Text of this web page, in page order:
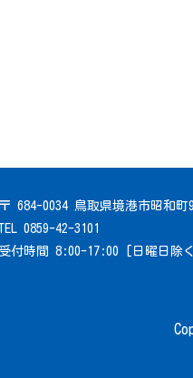
〒 684-0034 鳥取県境港市昭和町
TEL 0859-42-3101
受付時間 8:00-17:00 [日曜日除